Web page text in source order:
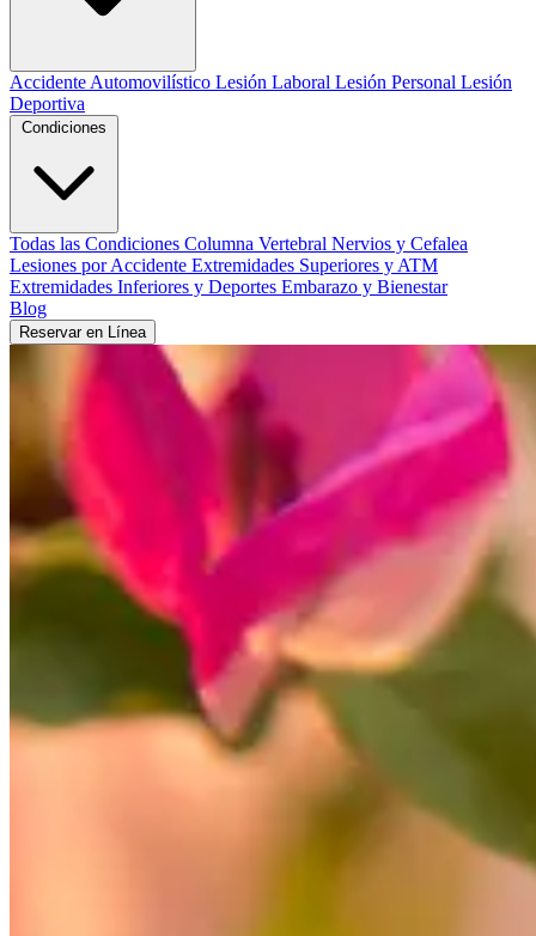
Accidente Automovilístico Lesión Laboral Lesión Personal Lesión
Deportiva
Todas las Condiciones Columna Vertebral Nervios y Cefalea
Lesiones por Accidente Extremidades Superiores y ATM
Extremidades Inferiores y Deportes Embarazo y Bienestar
Blog
Reservar en Línea